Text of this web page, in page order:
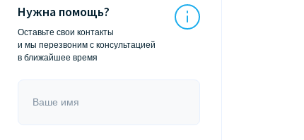
Нужна помощь?
Оставьте свои контакты
и мы перезвоним с консультацией
в ближайшее время
Ваше имя